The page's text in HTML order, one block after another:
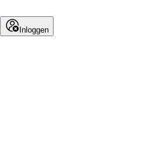
Inloggen